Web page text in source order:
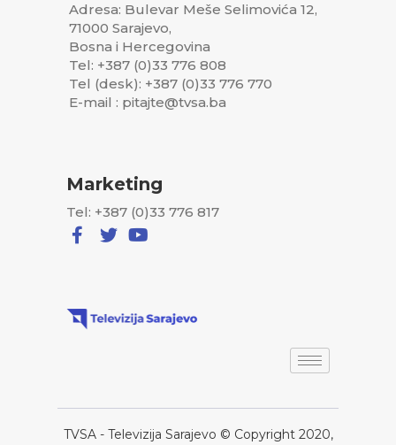
Adresa: Bulevar Meše Selimovića 12,
71000 Sarajevo,
Bosna i Hercegovina
Tel: +387 (0)33 776 808
Tel (desk): +387 (0)33 776 770
E-mail : pitajte@tvsa.ba
Marketing
Tel: +387 (0)33 776 817
TVSA - Televizija Sarajevo © Copyright 2020,